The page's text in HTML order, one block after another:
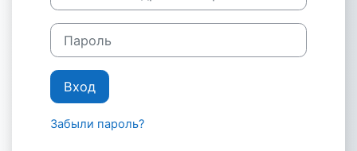
Пароль
Вход
Забыли пароль?